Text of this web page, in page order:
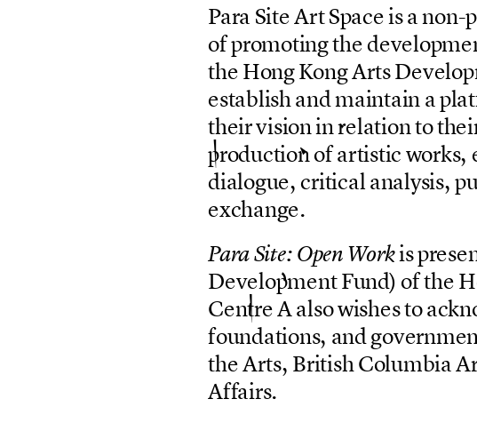
Para SiteArtSpaceisanon-p
ofpromotingthedevelopme
theHongKongArtsDevelop
establishandmaintainaplat
theirvisioninrelationtothei
productionofartisticworks,
dialogue,criticalanalysis,p
exchange.
ParaSite:OpenWorkisprese
DevelopmentFund) oftheH
CentreAalsowishestoackn
foundations, andgovernme
theArts, BritishColumbiaA
Affairs.